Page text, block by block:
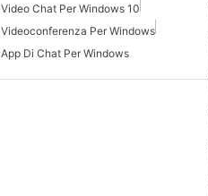
Video Chat Per Windows 10
Videoconferenza Per Windows
App Di Chat Per Windows